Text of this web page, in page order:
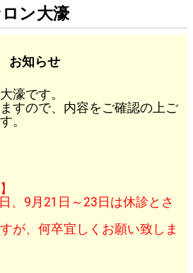
ン大濠
お知らせ
濠です。
すので、内容をご確認の上ご
。
、9月21日～23日は休診とさ
が、何卒宜しくお願い致しま